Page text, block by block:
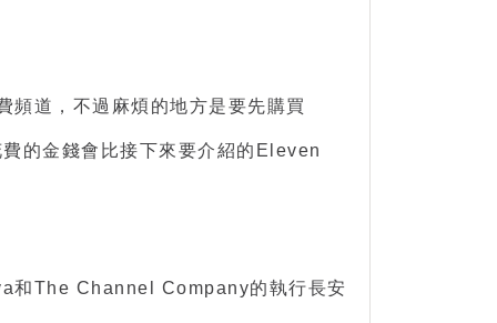
頻道，不過麻煩的地方是要先購買
的金錢會比接下來要介紹的Eleven
和The Channel Company的執行長安